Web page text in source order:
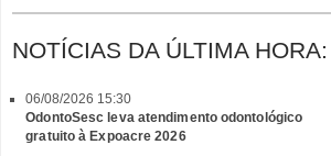
NOTÍCIAS DA ÚLTIMA HORA:
06/08/2026 15:30
OdontoSesc leva atendimento odontológico
gratuito à Expoacre 2026